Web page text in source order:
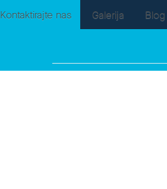
Kontaktirajte nas Galerija Blog